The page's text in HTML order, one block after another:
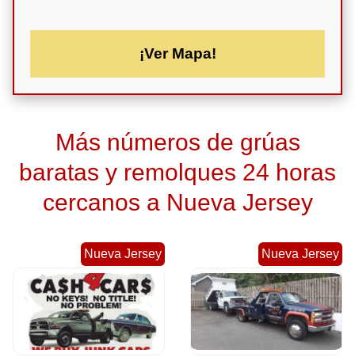
¡Ver Mapa!
Más números de grúas
baratas y remolques 24 horas
cercanos a Nueva Jersey
Nueva Jersey Nueva Jersey